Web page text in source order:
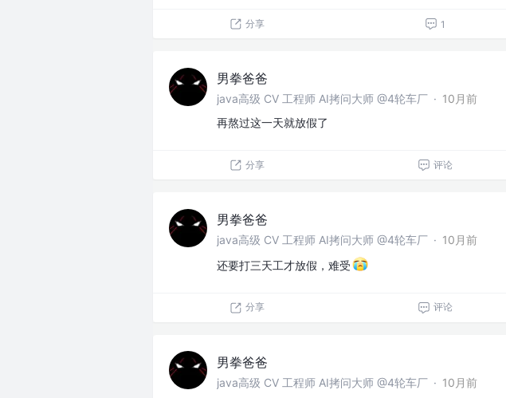
分享 1
男拳爸爸
java高级 CV 工程师 AI拷问大师 @4轮车厂 · 10月前
再熬过这一天就放假了
分享 评论
男拳爸爸
java高级 CV 工程师 AI拷问大师 @4轮车厂 · 10月前
还要打三天工才放假，难受
分享 评论
男拳爸爸
java高级 CV 工程师 AI拷问大师 @4轮车厂 · 10月前